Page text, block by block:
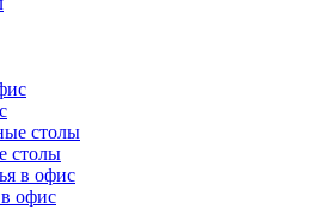
столы
в офис